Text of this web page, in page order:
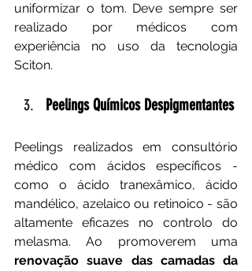
uniformizar o tom. Deve sempre ser
realizado por médicos com
experiência no uso da tecnologia
Sciton.
Peelings Químicos Despigmentantes
Peelings realizados em consultório
médico com ácidos específicos -
como o ácido tranexâmico, ácido
mandélico, azelaico ou retinoico - são
altamente eficazes no controlo do
renovação suave das camadas da